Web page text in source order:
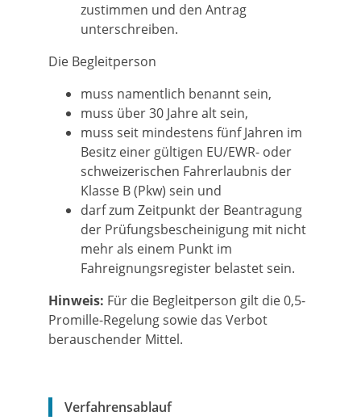
zustimmen und den Antrag
unterschreiben.
Die Begleitperson
muss namentlich benannt sein,
muss über 30 Jahre alt sein,
muss seit mindestens fünf Jahren im
Besitz einer gültigen EU/EWR- oder
schweizerischen Fahrerlaubnis der
Klasse B (Pkw) sein und
darf zum Zeitpunkt der Beantragung
der Prüfungsbescheinigung mit nicht
mehr als einem Punkt im
Fahreignungsregister belastet sein.
Hinweis: Für die Begleitperson gilt die 0,5-
Promille-Regelung sowie das Verbot
berauschender Mittel.
Verfahrensablauf